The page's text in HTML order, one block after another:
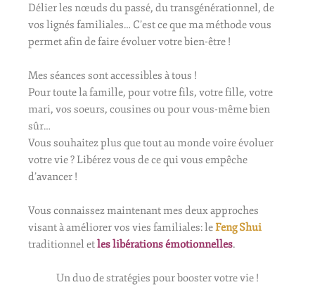
Délier les nœuds du passé, du transgénérationnel, de
vos lignés familiales… C’est ce que ma méthode vous
permet afin de faire évoluer votre bien-être !
Mes séances sont accessibles à tous !
Pour toute la famille, pour votre fils, votre fille, votre
mari, vos soeurs, cousines ou pour vous-même bien
sûr…
Vous souhaitez plus que tout au monde voire évoluer
votre vie ? Libérez vous de ce qui vous empêche
d’avancer !
Vous connaissez maintenant mes deux approches
visant à améliorer vos vies familiales: leFeng Shui
traditionnel etles libérations émotionnelles.
Un duo de stratégies pour booster votre vie !